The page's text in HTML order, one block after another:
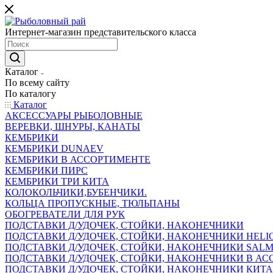
Интернет-магазин представительского класса
Каталог
По всему сайту
По каталогу
Каталог
АКСЕССУАРЫ РЫБОЛОВНЫЕ
ВЕРЕВКИ, ШНУРЫ, КАНАТЫ
КЕМБРИКИ
КЕМБРИКИ DUNAEV
КЕМБРИКИ В АССОРТИМЕНТЕ
КЕМБРИКИ ПИРС
КЕМБРИКИ ТРИ КИТА
КОЛОКОЛЬЧИКИ,БУБЕНЧИКИ.
КОЛЬЦА ПРОПУСКНЫЕ, ТЮЛЬПАНЫ
ОБОГРЕВАТЕЛИ ДЛЯ РУК
ПОДСТАВКИ Д/УДОЧЕК, СТОЙКИ, НАКОНЕЧНИКИ
ПОДСТАВКИ Д/УДОЧЕК, СТОЙКИ, НАКОНЕЧНИКИ
ПОДСТАВКИ Д/УДОЧЕК, СТОЙКИ, НАКОНЕЧНИКИ
ПОДСТАВКИ Д/УДОЧЕК, СТОЙКИ, НАКОНЕЧНИКИ В
ПОДСТАВКИ Д/УДОЧЕК, СТОЙКИ, НАКОНЕЧНИКИ